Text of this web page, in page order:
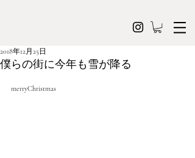
僕らの街に今年も雪が降る
2018年12月25日
merryChristmas